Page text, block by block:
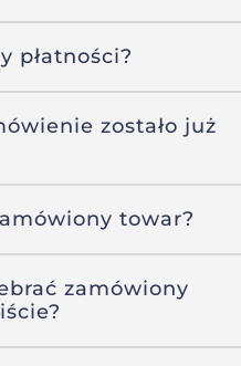
płatności?
zostało już
towar?
zamówiony